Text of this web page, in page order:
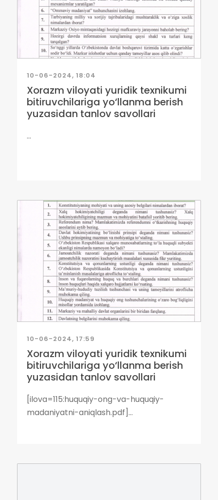
10-06-2024, 18:04
Xorazm viloyati yuridik texnikumi
bitiruvchilariga yo‘llanma berish
yuzasidan tanlov savollari
...
10-06-2024, 17:59
Xorazm viloyati yuridik texnikumi
bitiruvchilariga yo‘llanma berish
yuzasidan tanlov savollari
[ilova=115:huquqiy-ong-va-huquqiy-
madaniyatni-aniqlash.pdf]...